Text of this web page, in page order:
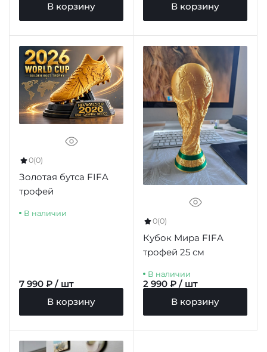
В корзину
В корзину
0(0)
Золотая бутса FIFA
трофей
В наличии
7 990 ₽ / шт
В корзину
0(0)
Кубок Мира FIFA
трофей 25 см
В наличии
2 990 ₽ / шт
В корзину